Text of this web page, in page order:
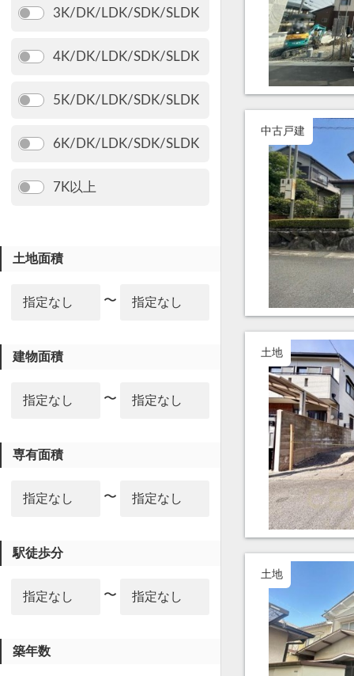
3K/DK/LDK/SDK/SLDK
4K/DK/LDK/SDK/SLDK
5K/DK/LDK/SDK/SLDK
6K/DK/LDK/SDK/SLDK
7K以上
土地面積
〜
建物面積
〜
専有面積
〜
駅徒歩分
〜
築年数
中古戸建
土地
土地